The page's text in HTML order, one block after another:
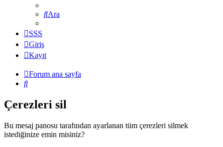
Ara
SSS
Giriş
Kayıt
Forum ana sayfa
Ara
Çerezleri sil
Bu mesaj panosu tarafından ayarlanan tüm çerezleri silmek
istediğinize emin misiniz?